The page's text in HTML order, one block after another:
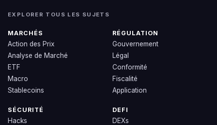
EXPLORER TOUS LES SUJETS
MARCHÉS
Action des Prix
Analyse de Marché
ETF
Macro
Stablecoins
RÉGULATION
Gouvernement
Légal
Conformité
Fiscalité
Application
SÉCURITÉ
Hacks
DEFI
DEXs